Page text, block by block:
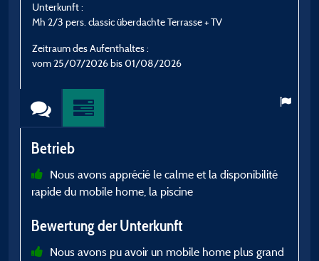
Unterkunft :
Mh 2/3 pers. classic überdachte Terrasse + TV
Zeitraum des Aufenthaltes :
vom 25/07/2026 bis 01/08/2026
Betrieb
Nous avons apprécié le calme et la disponibilité
rapide du mobile home, la piscine
Bewertung der Unterkunft
Nous avons pu avoir un mobile home plus grand